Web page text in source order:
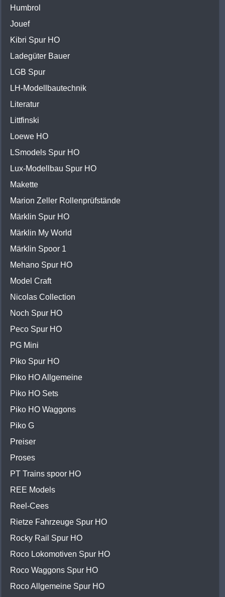
Humbrol
Jouef
Kibri Spur HO
Ladegüter Bauer
LGB Spur
LH-Modellbautechnik
Literatur
Littfinski
Loewe HO
LSmodels Spur HO
Lux-Modellbau Spur HO
Makette
Marion Zeller Rollenprüfstände
Märklin Spur HO
Märklin My World
Märklin Spoor 1
Mehano Spur HO
Model Craft
Nicolas Collection
Noch Spur HO
Peco Spur HO
PG Mini
Piko Spur HO
Piko HO Allgemeine
Piko HO Sets
Piko HO Waggons
Piko G
Preiser
Proses
PT Trains spoor HO
REE Models
Reel-Cees
Rietze Fahrzeuge Spur HO
Rocky Rail Spur HO
Roco Lokomotiven Spur HO
Roco Waggons Spur HO
Roco Allgemeine Spur HO